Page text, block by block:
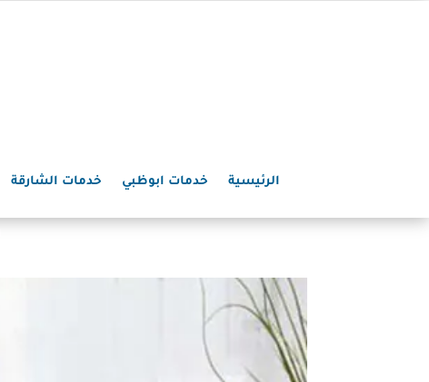
الرئيسية خدمات ابوظبي خدمات الشارقة